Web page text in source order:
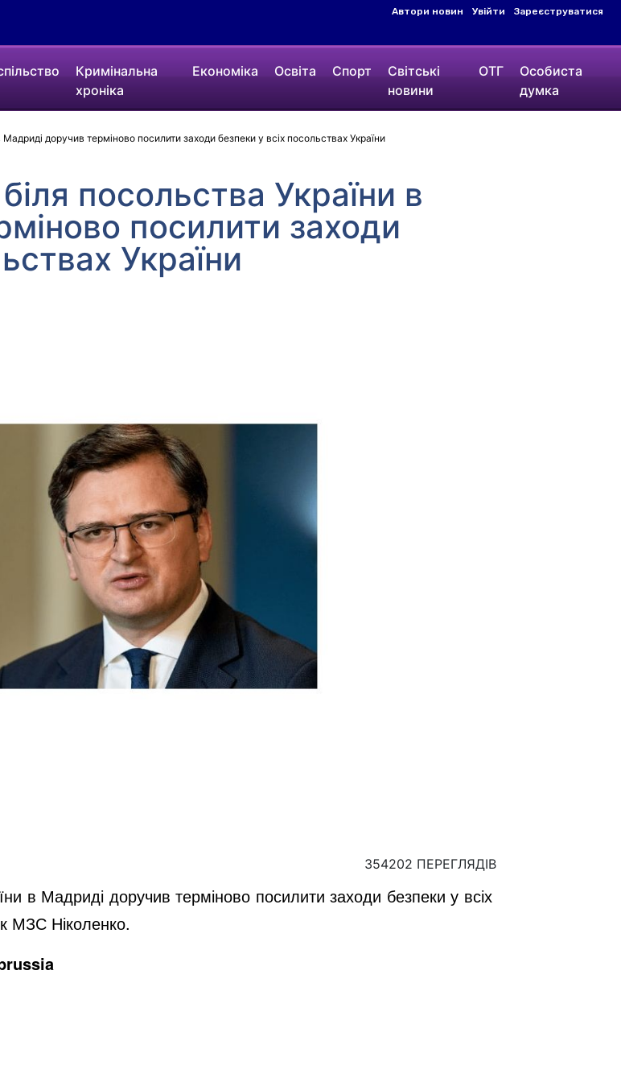
Автори новин Увійти Зареєструватися
Кримінальна
хроніка
Економіка Освіта Спорт
Світські
новини
ОТГ
Особиста
думка
доручив терміново посилити заходи безпеки у всіх посольствах України
посольства України в
посилити заходи
України
354202 ПЕРЕГЛЯДІВ
в Мадриді доручив терміново посилити заходи безпеки у всіх
МЗС Ніколенко.